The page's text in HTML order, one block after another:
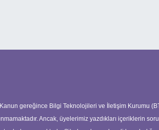
gereğince Bilgi Teknolojileri ve İletişim Kurumu
Ancak, üyelerimiz yazdıkları içeriklerin